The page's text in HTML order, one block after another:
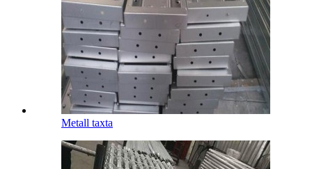
Metall taxta